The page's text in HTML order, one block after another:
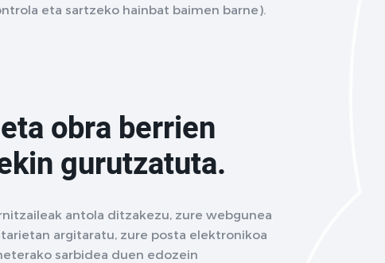
eta sartzeko hainbat baimen barne).
obra berrien
gurutzatuta.
antola ditzakezu, zure webgunea
argitaratu, zure posta elektronikoa
sarbidea duen edozein